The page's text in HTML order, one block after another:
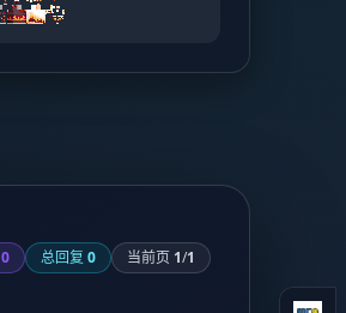
0 总回复 0 当前页 1/1